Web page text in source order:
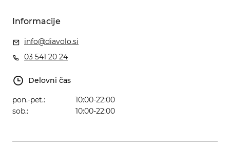
Informacije
info@diavolo.si
03 541 20 24
Delovni čas
pon.-pet.:
10:00-22:00
sob.:
10:00-22:00